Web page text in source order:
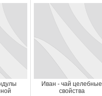
Иван - чай целебные
свойства